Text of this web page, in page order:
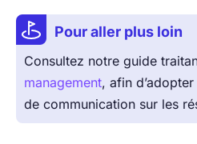
Pour aller plus loin
Consultez notre guide
management, afin
de communication sur les